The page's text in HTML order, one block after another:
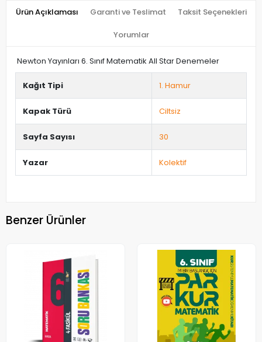
Ürün Açıklaması Garanti ve Teslimat Taksit Seçenekleri
Yorumlar
Newton Yayınları 6. Sınıf Matematik All Star Denemeler
Kağıt Tipi 1. Hamur
Kapak Türü Ciltsiz
Sayfa Sayısı 30
Yazar Kolektif
Benzer Ürünler